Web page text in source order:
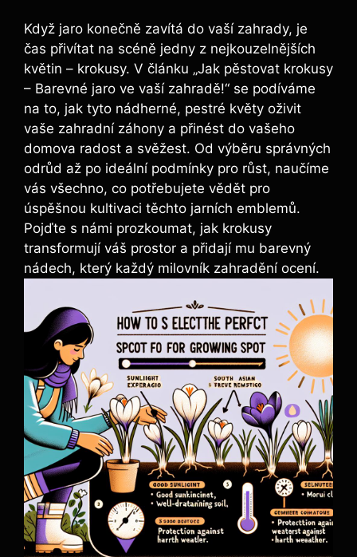
Když jaro konečně zavítá do vaší zahrady, je
čas přivítat na scéně jedny z nejkouzelnějších
květin – krokusy. V článku „Jak pěstovat krokusy
– Barevné jaro ve vaší zahradě!“ se podíváme
na to, jak tyto nádherné, pestré květy oživit
vaše zahradní záhony a přinést do vašeho
domova radost a svěžest. Od výběru správných
odrůd až po ideální podmínky pro růst, naučíme
vás všechno, co potřebujete vědět pro
úspěšnou kultivaci těchto jarních emblemů.
Pojďte s námi prozkoumat, jak krokusy
transformují váš prostor a přidají mu barevný
nádech, který každý milovník zahradění ocení.